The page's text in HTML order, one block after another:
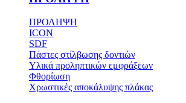
ΠΡΟΛΗΨΗ
ICON
SDF
Πάστες στίλβωσης δοντιών
Υλικά προληπτικών εμφράξεων
Φθορίωση
Χρωστικές αποκάλυψης πλάκας